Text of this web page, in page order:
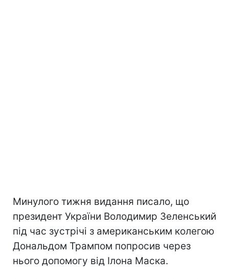
Минулого тижня видання писало, що
президент України Володимир Зеленський
під час зустрічі з американським колегою
Дональдом Трампом попросив через
нього допомогу від Ілона Маска.